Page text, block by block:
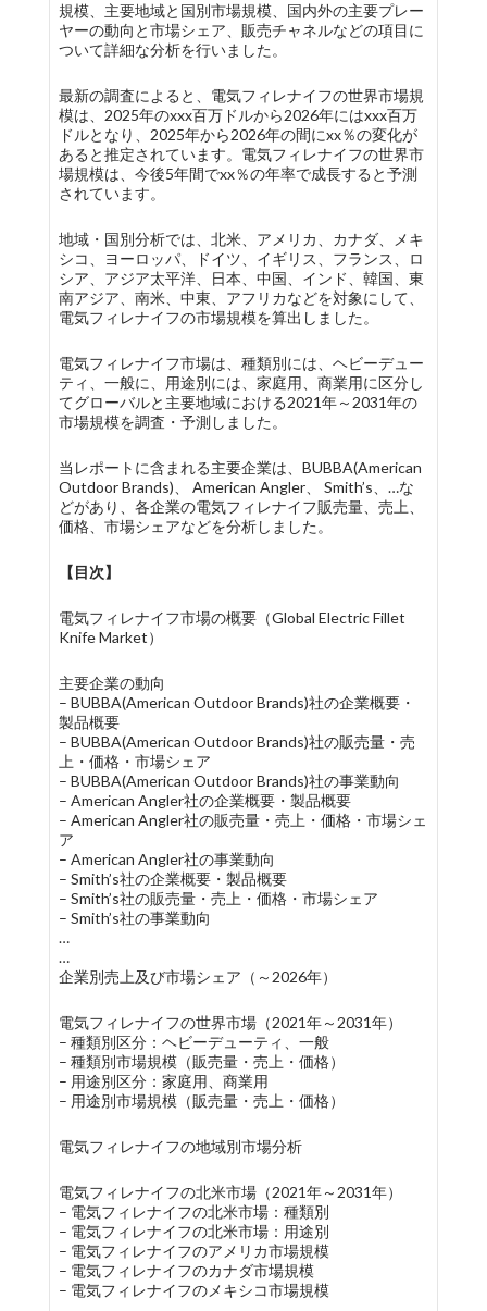
規模、主要地域と国別市場規模、国内外の主要プレー
ヤーの動向と市場シェア、販売チャネルなどの項目に
ついて詳細な分析を行いました。
最新の調査によると、電気フィレナイフの世界市場規
模は、2025年のxxx百万ドルから2026年にはxxx百万
ドルとなり、2025年から2026年の間にxx％の変化が
あると推定されています。電気フィレナイフの世界市
場規模は、今後5年間でxx％の年率で成長すると予測
されています。
地域・国別分析では、北米、アメリカ、カナダ、メキ
シコ、ヨーロッパ、ドイツ、イギリス、フランス、ロ
シア、アジア太平洋、日本、中国、インド、韓国、東
南アジア、南米、中東、アフリカなどを対象にして、
電気フィレナイフの市場規模を算出しました。
電気フィレナイフ市場は、種類別には、ヘビーデュー
ティ、一般に、用途別には、家庭用、商業用に区分し
てグローバルと主要地域における2021年～2031年の
市場規模を調査・予測しました。
当レポートに含まれる主要企業は、BUBBA(American
Outdoor Brands)、 American Angler、 Smith’s、…な
どがあり、各企業の電気フィレナイフ販売量、売上、
価格、市場シェアなどを分析しました。
【目次】
電気フィレナイフ市場の概要（Global Electric Fillet
Knife Market）
主要企業の動向
– BUBBA(American Outdoor Brands)社の企業概要・
製品概要
– BUBBA(American Outdoor Brands)社の販売量・売
上・価格・市場シェア
– BUBBA(American Outdoor Brands)社の事業動向
– American Angler社の企業概要・製品概要
– American Angler社の販売量・売上・価格・市場シェ
ア
– American Angler社の事業動向
– Smith’s社の企業概要・製品概要
– Smith’s社の販売量・売上・価格・市場シェア
– Smith’s社の事業動向
…
…
企業別売上及び市場シェア（～2026年）
電気フィレナイフの世界市場（2021年～2031年）
– 種類別区分：ヘビーデューティ、一般
– 種類別市場規模（販売量・売上・価格）
– 用途別区分：家庭用、商業用
– 用途別市場規模（販売量・売上・価格）
電気フィレナイフの地域別市場分析
電気フィレナイフの北米市場（2021年～2031年）
– 電気フィレナイフの北米市場：種類別
– 電気フィレナイフの北米市場：用途別
– 電気フィレナイフのアメリカ市場規模
– 電気フィレナイフのカナダ市場規模
– 電気フィレナイフのメキシコ市場規模